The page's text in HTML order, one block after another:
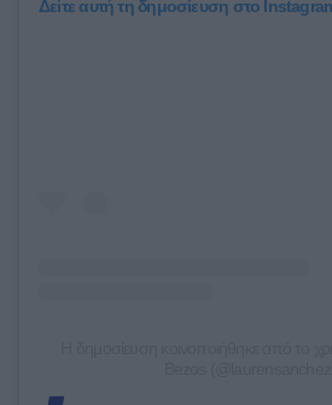
Δείτε αυτή τη δημοσίευση στο